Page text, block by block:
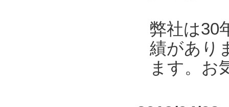
弊社は30
績があり
ます。お